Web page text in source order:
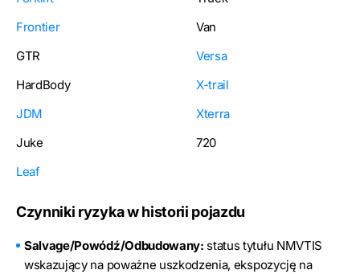
Frontier
GTR
HardBody
JDM
Juke
Leaf
Van
Versa
X-trail
Xterra
720
Czynniki ryzyka w historii pojazdu
Salvage/Powódź/Odbudowany: status tytułu NMVTIS
wskazujący na poważne uszkodzenia, ekspozycję na